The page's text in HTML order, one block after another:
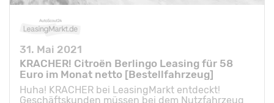
31. Mai 2021
KRACHER! Citroën Berlingo Leasing für 58
Euro im Monat netto [Bestellfahrzeug]
Huha! KRACHER bei LeasingMarkt entdeckt!
Geschäftskunden müssen bei dem Nutzfahrzeug